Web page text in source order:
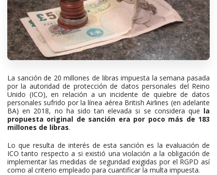
La sanción de 20 millones de libras impuesta la semana pasada
por la autoridad de protección de datos personales del Reino
Unido (ICO), en relación a un incidente de quiebre de datos
personales sufrido por la línea aérea British Airlines (en adelante
BA) en 2018, no ha sido tan elevada si se considera que la
propuesta original de sanción era por poco más de 183
millones de libras.
Lo que resulta de interés de esta sanción es la evaluación de
ICO tanto respecto a si existió una violación a la obligación de
implementar las medidas de seguridad exigidas por el RGPD así
como al criterio empleado para cuantificar la multa impuesta.